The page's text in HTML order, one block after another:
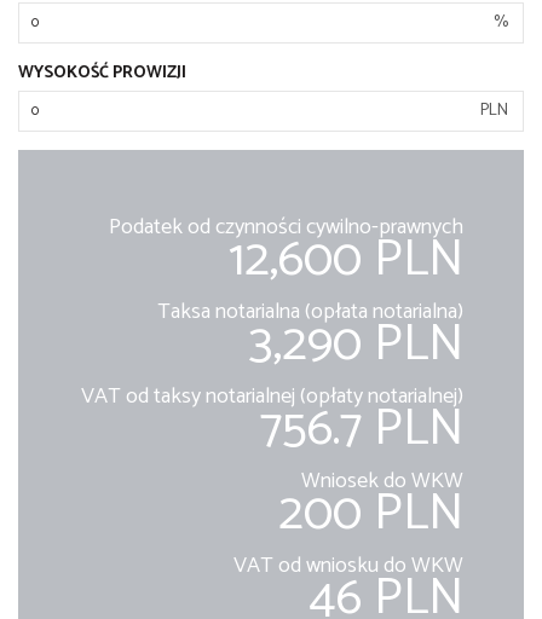
%
WYSOKOŚĆ PROWIZJI
PLN
Podatek od czynności cywilno-prawnych
12,600 PLN
Taksa notarialna (opłata notarialna)
3,290 PLN
VAT od taksy notarialnej (opłaty notarialnej)
756.7 PLN
Wniosek do WKW
200 PLN
VAT od wniosku do WKW
46 PLN